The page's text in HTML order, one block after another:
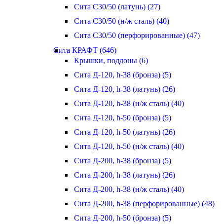
Сита С30/50 (латунь) (27)
Сита С30/50 (н/ж сталь) (40)
Сита С30/50 (перфорированные) (47)
Сита КРАФТ (646)
Крышки, поддоны (6)
Сита Д-120, h-38 (бронза) (5)
Сита Д-120, h-38 (латунь) (26)
Сита Д-120, h-38 (н/ж сталь) (40)
Сита Д-120, h-50 (бронза) (5)
Сита Д-120, h-50 (латунь) (26)
Сита Д-120, h-50 (н/ж сталь) (40)
Сита Д-200, h-38 (бронза) (5)
Сита Д-200, h-38 (латунь) (26)
Сита Д-200, h-38 (н/ж сталь) (40)
Сита Д-200, h-38 (перфорированные) (48)
Сита Д-200, h-50 (бронза) (5)